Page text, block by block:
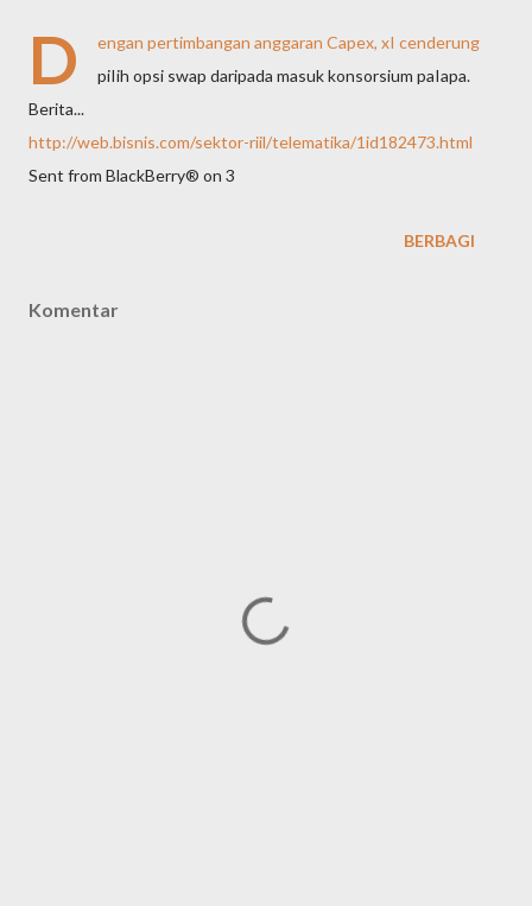
D
engan pertimbangan anggaran Capex, xI cenderung
piIih opsi swap daripada masuk konsorsium paIapa.
Berita...
http://web.bisnis.com/sektor-riil/telematika/1id182473.html
Sent from BlackBerry® on 3
BERBAGI
Komentar